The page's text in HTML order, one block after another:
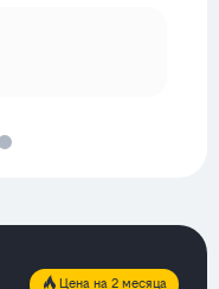
Цена на 2 месяца